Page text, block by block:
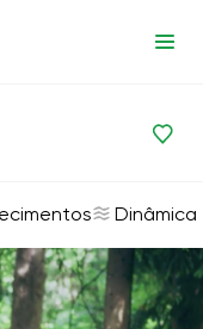
Dinâmica